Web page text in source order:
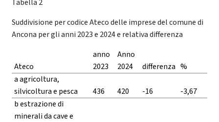
Tabella 2
Suddivisione per codice Ateco delle imprese del comune di
Ancona per gli anni 2023 e 2024 e relativa differenza
Ateco
anno
2023
Anno
2024
differenza %
a agricoltura,
silvicoltura e pesca
436 420 -16
-3,67
b estrazione di
minerali da cave e